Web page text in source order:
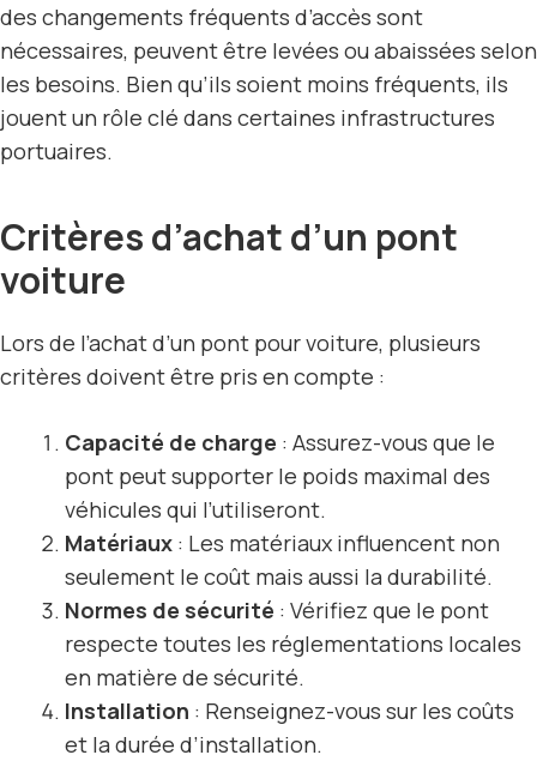
des changements fréquents d’accès sont
nécessaires, peuvent être levées ou abaissées selon
les besoins. Bien qu’ils soient moins fréquents, ils
jouent un rôle clé dans certaines infrastructures
portuaires.
Critères d’achat d’un pont
voiture
Lors de l’achat d’un pont pour voiture, plusieurs
critères doivent être pris en compte :
Capacité de charge : Assurez-vous que le
pont peut supporter le poids maximal des
véhicules qui l’utiliseront.
Matériaux : Les matériaux influencent non
seulement le coût mais aussi la durabilité.
Normes de sécurité : Vérifiez que le pont
respecte toutes les réglementations locales
en matière de sécurité.
Installation : Renseignez-vous sur les coûts
et la durée d’installation.